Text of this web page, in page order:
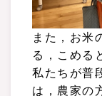
また ，お米
る，こめる
私たちが普
は，農家の